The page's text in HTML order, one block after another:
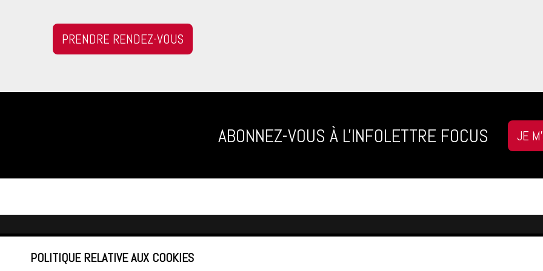
PRENDRE RENDEZ-VOUS
ABONNEZ-VOUS À L'INFOLETTRE FOCUS JE
QUÉBEC
5237 Boulevard Wilfrid-Hamel, suite 250
CONTACTEZ-NOUS NOUS SUIVRE
POLITIQUE RELATIVE AUX COOKIES